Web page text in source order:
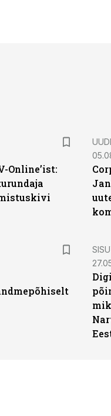
Online’ist:
ST